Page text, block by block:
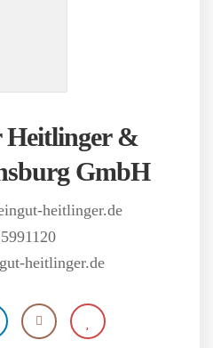
Heitlinger &
GmbH
heitlinger.de
heitlinger.de